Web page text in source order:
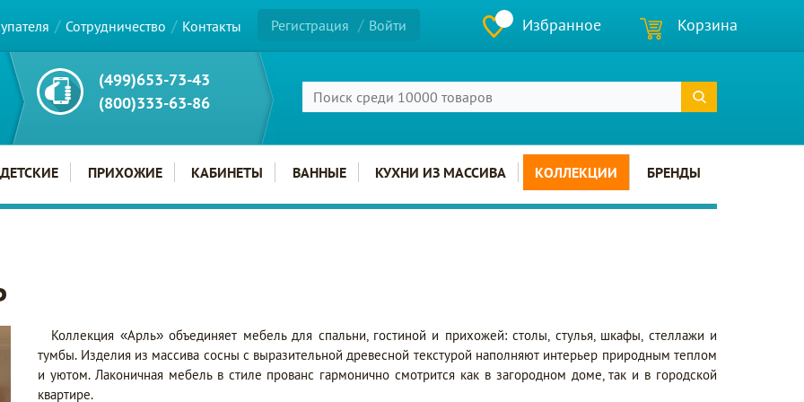
Сотрудничество Контакты Регистрация Войти Избранное Корзина
(499)653-73-43
(800)333-63-86
ДЕТСКИЕ ПРИХОЖИЕ КАБИНЕТЫ ВАННЫЕ КУХНИ ИЗ МАССИВА КОЛЛЕКЦИИ БРЕНДЫ
Коллекция «Арль» объединяет мебель для спальни, гостиной и прихожей: столы, стулья, шкафы, стеллажи и
тумбы. Изделия из массива сосны с выразительной древесной текстурой наполняют интерьер природным теплом
и уютом. Лаконичная мебель в стиле прованс гармонично смотрится как в загородном доме, так и в городской
квартире.